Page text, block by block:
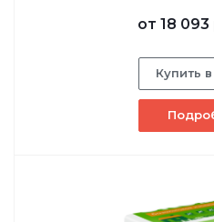
от 18 093
Купить